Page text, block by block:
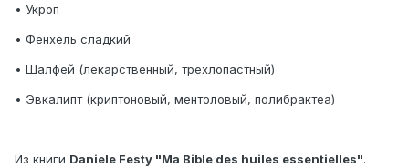
• Укроп
• Фенхель сладкий
• Шалфей (лекарственный, трехлопастный)
• Эвкалипт (криптоновый, ментоловый, полибрактеа)
Из книги Daniele Festy "Ma Bible des huiles essentielles".